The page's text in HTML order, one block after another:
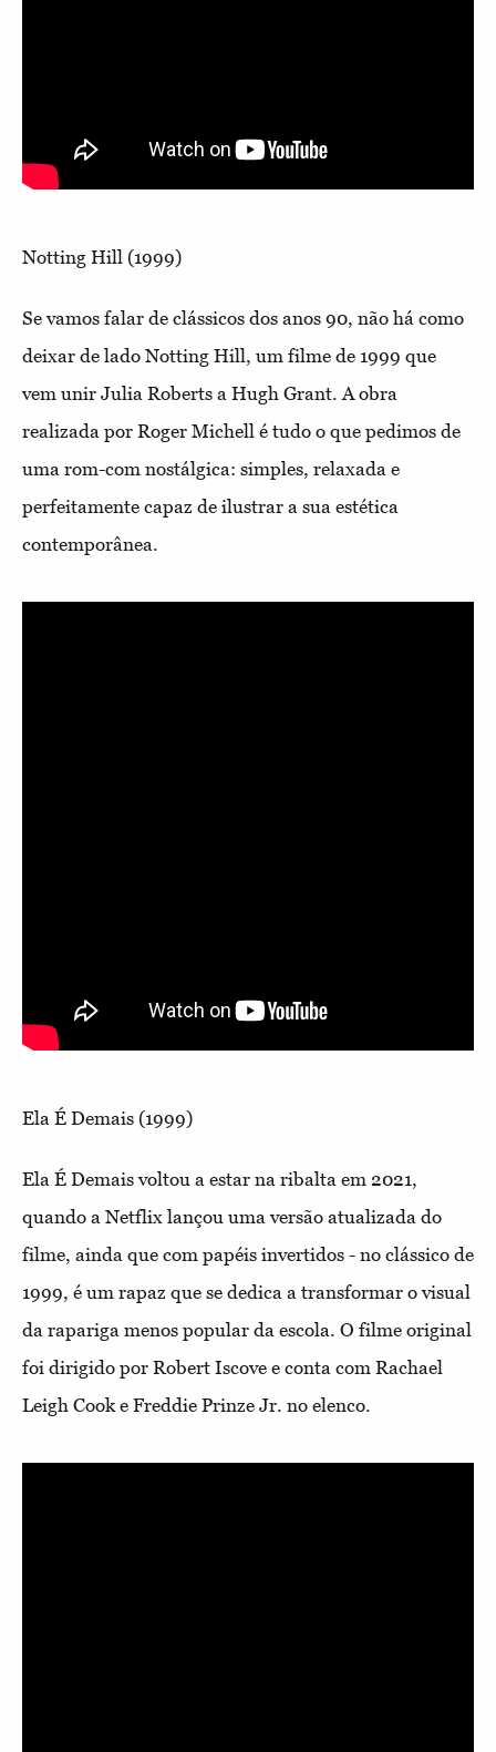
Notting Hill (1999)
Se vamos falar de clássicos dos anos 90, não há como
deixar de lado Notting Hill, um filme de 1999 que
vem unir Julia Roberts a Hugh Grant. A obra
realizada por Roger Michell é tudo o que pedimos de
uma rom-com nostálgica: simples, relaxada e
perfeitamente capaz de ilustrar a sua estética
contemporânea.
Ela É Demais (1999)
Ela É Demais voltou a estar na ribalta em 2021,
quando a Netflix lançou uma versão atualizada do
filme, ainda que com papéis invertidos - no clássico de
1999, é um rapaz que se dedica a transformar o visual
da rapariga menos popular da escola. O filme original
foi dirigido por Robert Iscove e conta com Rachael
Leigh Cook e Freddie Prinze Jr. no elenco.